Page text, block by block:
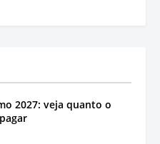
2027: veja quanto o